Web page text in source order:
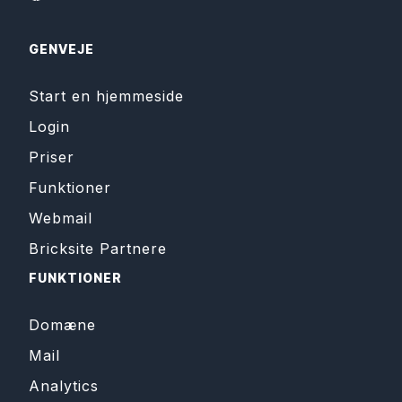
GENVEJE
Start en hjemmeside
Login
Priser
Funktioner
Webmail
Bricksite Partnere
FUNKTIONER
Domæne
Mail
Analytics